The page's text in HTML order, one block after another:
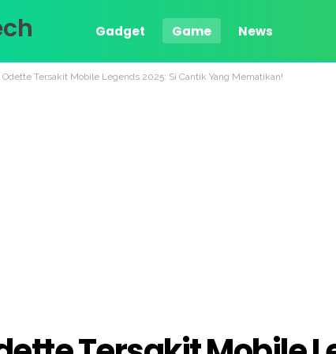
Gadget Game News
Tersakit Mobile Legends 2025: Si Cantik Yang Mematikan!